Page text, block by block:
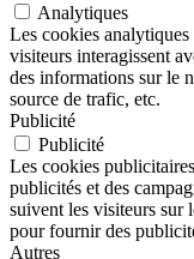
Analytiques
Les cookies
visiteurs interagissent
des informations sur le
source de trafic, etc.
Publicité
Publicité
Les cookies
publicités et des
suivent les visiteurs sur
pour fournir des
Autres